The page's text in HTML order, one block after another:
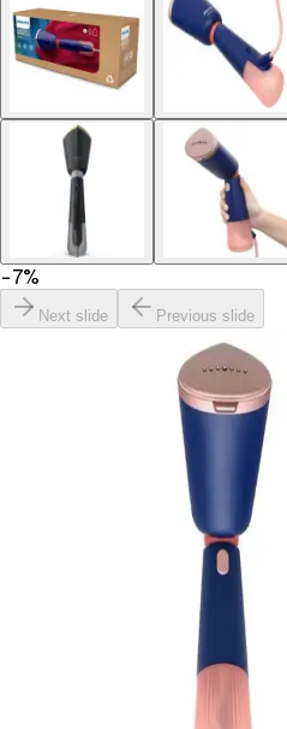
−7%
Next slide Previous slide